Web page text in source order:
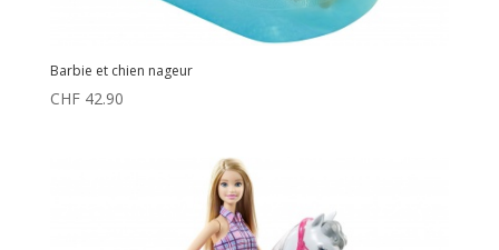
Barbie et chien nageur
CHF42.90